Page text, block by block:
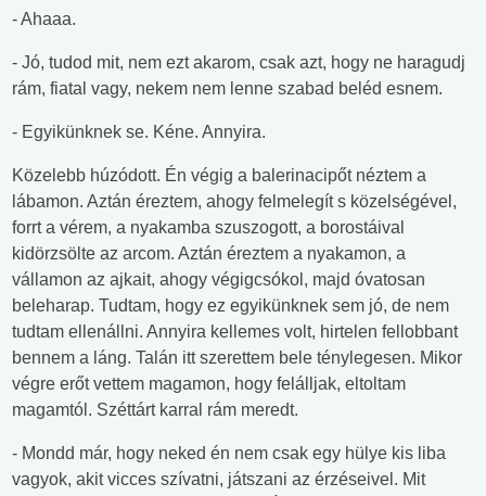
- Ahaaa.
- Jó, tudod mit, nem ezt akarom, csak azt, hogy ne haragudj
rám, fiatal vagy, nekem nem lenne szabad beléd esnem.
- Egyikünknek se. Kéne. Annyira.
Közelebb húzódott. Én végig a balerinacipőt néztem a
lábamon. Aztán éreztem, ahogy felmelegít s közelségével,
forrt a vérem, a nyakamba szuszogott, a borostáival
kidörzsölte az arcom. Aztán éreztem a nyakamon, a
vállamon az ajkait, ahogy végigcsókol, majd óvatosan
beleharap. Tudtam, hogy ez egyikünknek sem jó, de nem
tudtam ellenállni. Annyira kellemes volt, hirtelen fellobbant
bennem a láng. Talán itt szerettem bele ténylegesen. Mikor
végre erőt vettem magamon, hogy felálljak, eltoltam
magamtól. Széttárt karral rám meredt.
- Mondd már, hogy neked én nem csak egy hülye kis liba
vagyok, akit vicces szívatni, játszani az érzéseivel. Mit